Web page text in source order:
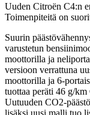
Uuden Citroën C4:n
Toimenpiteitä on
Suurin
varustetun
moottorilla ja
versioon verrattuna
moottorilla ja 6-
tuottaa peräti 46 g/km
Uutuuden CO2-
lisäksi uusi malli tuo